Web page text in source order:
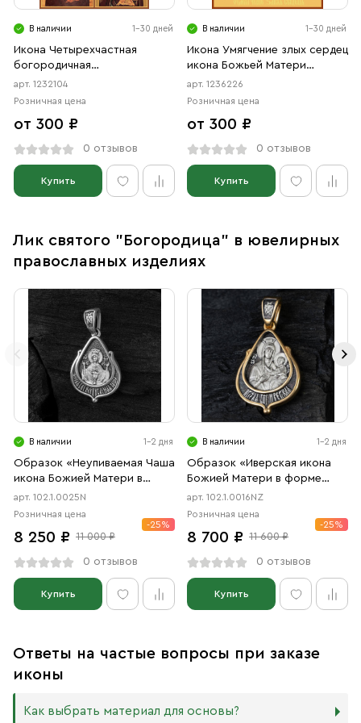
В наличии 1-30 дней
Икона Четырехчастная
богородичная
Казанская,Владимирская,
Смоленская, Тихвинская
(АРТ.02104)
арт. 1232104
Розничная цена
от 300 ₽
0 отзывов
Купить
В наличии 1-30 дней
Икона Умягчение злых сердец
икона Божьей Матери
(АРТ.06226)
арт. 1236226
Розничная цена
от 300 ₽
0 отзывов
Купить
Лик святого "Богородица" в ювелирных
православных изделиях
В наличии 1-2 дня
Образок «Неупиваемая Чаша
икона Божией Матери в
форме цаты» чернение
арт. 102.1.0025N
Розничная цена
8 250 ₽ 11 000 ₽
-25%
0 отзывов
Купить
В наличии 1-2 дня
Образок «Иверская икона
Божией Матери в форме
цаты» чернение, позолота
арт. 102.1.0016NZ
Розничная цена
8 700 ₽ 11 600 ₽
-25%
0 отзывов
Купить
Ответы на частые вопросы при заказе
иконы
Как выбрать материал для основы?